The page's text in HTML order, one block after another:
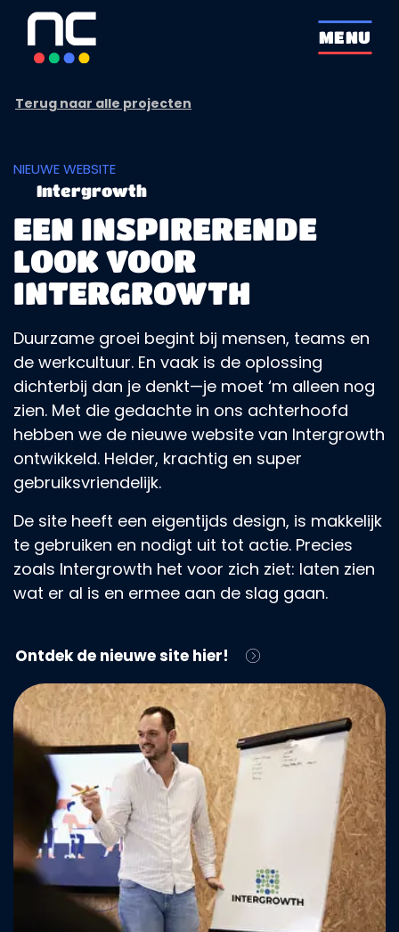
overslaan
MENU
Terug naar alle projecten
NIEUWE WEBSITE
Intergrowth
EEN INSPIRERENDE
LOOK VOOR
INTERGROWTH
Duurzame groei begint bij mensen, teams en
de werkcultuur. En vaak is de oplossing
dichterbij dan je denkt—je moet ‘m alleen nog
zien. Met die gedachte in ons achterhoofd
hebben we de nieuwe website van Intergrowth
ontwikkeld. Helder, krachtig en super
gebruiksvriendelijk.
De site heeft een eigentijds design, is makkelijk
te gebruiken en nodigt uit tot actie. Precies
zoals Intergrowth het voor zich ziet: laten zien
wat er al is en ermee aan de slag gaan.
Ontdek de nieuwe site hier!